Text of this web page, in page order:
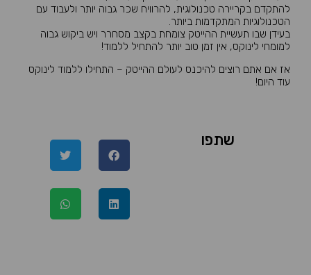
להתקדם בקריירה טכנולוגית, להרוויח שכר גבוה יותר ולעבוד עם
הטכנולוגיות המתקדמות ביותר.
בעידן שבו תעשיית ההייטק צומחת בקצב מסחרר ויש ביקוש גבוה
למומחי לינוקס, אין זמן טוב יותר להתחיל ללמוד!
אז אם אתם רוצים להיכנס לעולם ההייטק – התחילו ללמוד לינוקס
עוד היום!
שתפו